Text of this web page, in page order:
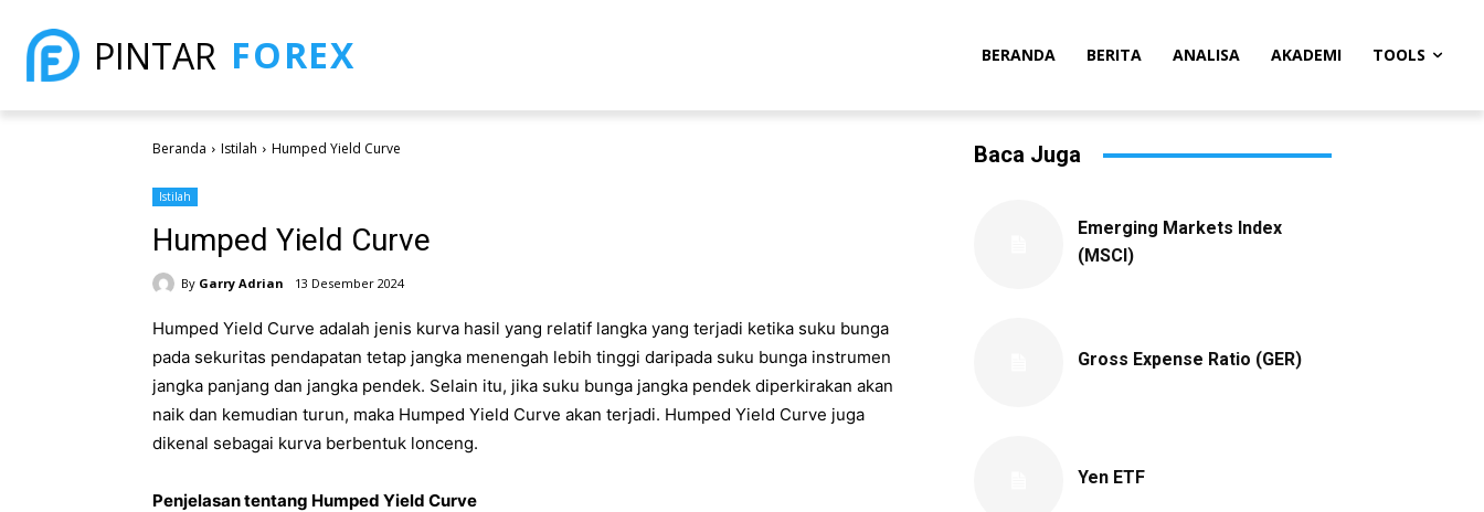
PINTAR FOREX BERANDA BERITA ANALISA AKADEMI TOOLS
Beranda Istilah Humped Yield Curve
Istilah
Humped Yield Curve
By Garry Adrian 13 Desember 2024
Humped Yield Curve adalah jenis kurva hasil yang relatif langka yang terjadi ketika suku bunga
pada sekuritas pendapatan tetap jangka menengah lebih tinggi daripada suku bunga instrumen
jangka panjang dan jangka pendek. Selain itu, jika suku bunga jangka pendek diperkirakan akan
naik dan kemudian turun, maka Humped Yield Curve akan terjadi. Humped Yield Curve juga
dikenal sebagai kurva berbentuk lonceng.
Penjelasan tentang Humped Yield Curve
Baca Juga
Emerging Markets Index
(MSCI)
Gross Expense Ratio (GER)
Yen ETF